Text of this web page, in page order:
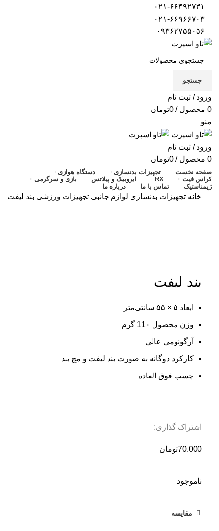
جستجو
ورود / ثبت نام
0 محصول / تومان0
منو
ورود / ثبت نام
0 محصول / تومان0
صفحه نخست تجهیزات بدنسازی
دستگاه هوازی
کراس فیت
TRX ایروبیک و پیلاتس
بازی و سرگرمی
ژیمناستیک
تماس با ما درباره ما
خانه تجهیزات بدنسازی لوازم جانبی تجهیزات ورزشی بند لیفت
بند لیفت
ابعاد ۵ × ۵۵ سانتی‌متر
وزن محصول 11۰ گرم
آرگونومی عالی
کارکرد دوگانه به صورت بند لیفت و مچ بند
چسب فوق العاده
اشتراک گذاری:
تومان70.000
ناموجود
مقایسه